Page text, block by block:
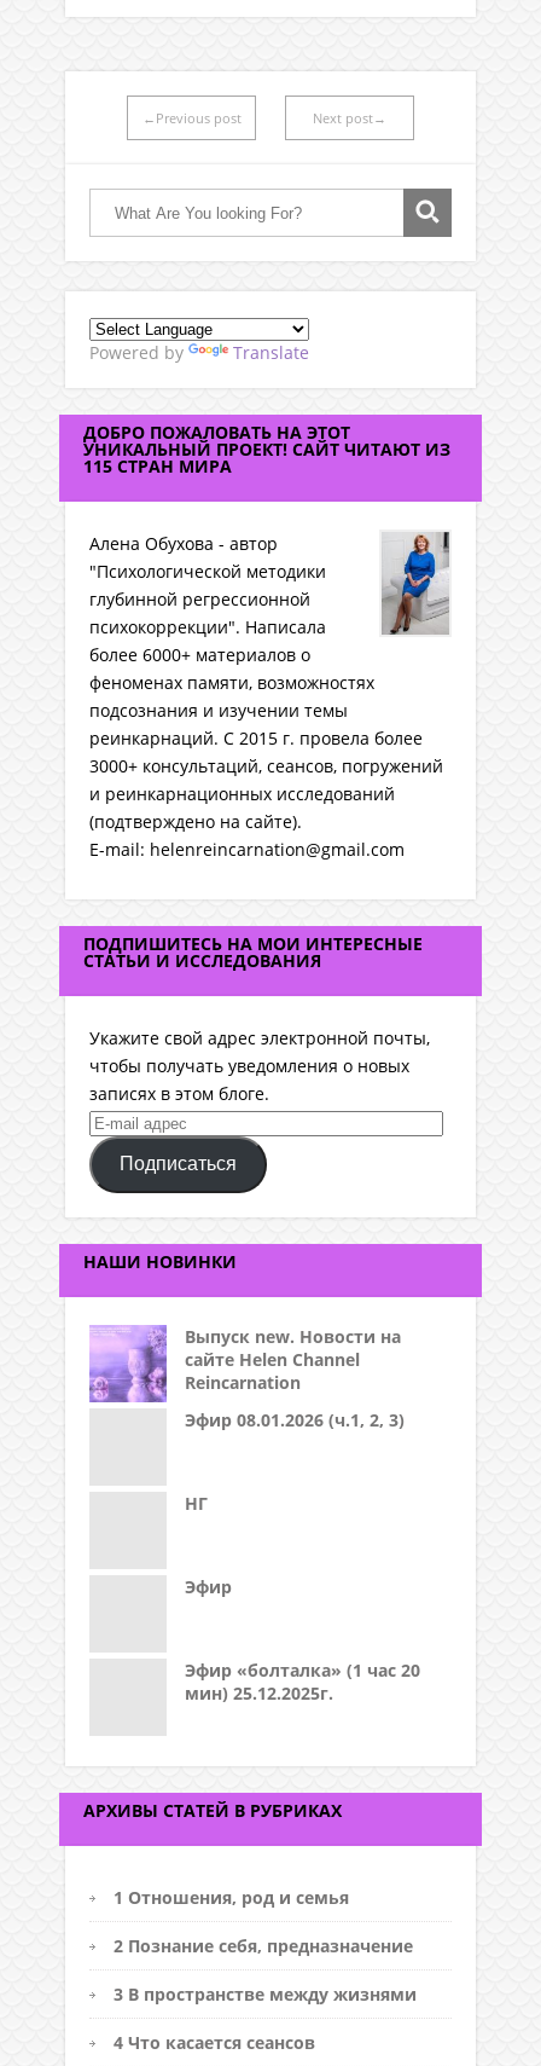
←Previous post Next post→
Powered by Translate
ДОБРО ПОЖАЛОВАТЬ НА ЭТОТ
УНИКАЛЬНЫЙ ПРОЕКТ! САЙТ ЧИТАЮТ ИЗ
115 СТРАН МИРА
Алена Обухова - автор
"Психологической методики
глубинной регрессионной
психокоррекции". Написала
более 6000+ материалов о
феноменах памяти, возможностях
подсознания и изучении темы
реинкарнаций. C 2015 г. провела более
3000+ консультаций, сеансов, погружений
и реинкарнационных исследований
(подтверждено на сайте).
E-mail: helenreincarnation@gmail.com
ПОДПИШИТЕСЬ НА МОИ ИНТЕРЕСНЫЕ
СТАТЬИ И ИССЛЕДОВАНИЯ
Укажите свой адрес электронной почты,
чтобы получать уведомления о новых
записях в этом блоге.
E-
mail
адрес
Подписаться
НАШИ НОВИНКИ
Выпуск new. Новости на
сайте Helen Channel
Reincarnation
Эфир 08.01.2026 (ч.1, 2, 3)
НГ
Эфир
Эфир «болталка» (1 час 20
мин) 25.12.2025г.
АРХИВЫ СТАТЕЙ В РУБРИКАХ
1 Отношения, род и семья
2 Познание себя, предназначение
3 В пространстве между жизнями
4 Что касается сеансов